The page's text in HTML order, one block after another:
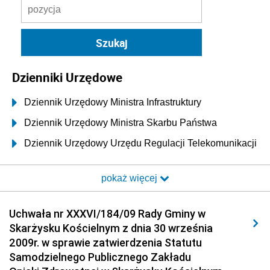
Dzienniki Urzędowe
Dziennik Urzędowy Ministra Infrastruktury
Dziennik Urzędowy Ministra Skarbu Państwa
Dziennik Urzędowy Urzędu Regulacji Telekomunikacji
Dziennik Urzędowy Ministra Transportu i Budownictwa
Elektronicznej
Dziennik Urzędowy Ministra Spraw Wewnętrznych i
Administracji
pokaż więcej
Uchwała nr XXXVI/184/09 Rady Gminy w
Skarżysku Kościelnym z dnia 30 września
2009r. w sprawie zatwierdzenia Statutu
Samodzielnego Publicznego Zakładu